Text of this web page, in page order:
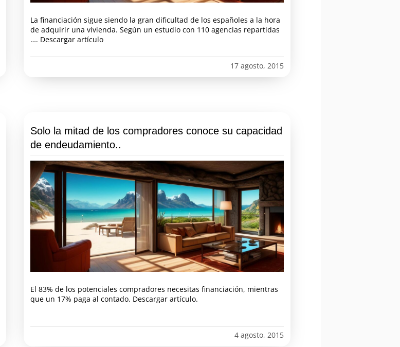
La financiación sigue siendo la gran dificultad de los españoles a la hora
de adquirir una vivienda. Según un estudio con 110 agencias repartidas
…. Descargar artículo
17 agosto, 2015
Solo la mitad de los compradores conoce su capacidad
de endeudamiento..
El 83% de los potenciales compradores necesitas financiación, mientras
que un 17% paga al contado. Descargar artículo.
4 agosto, 2015